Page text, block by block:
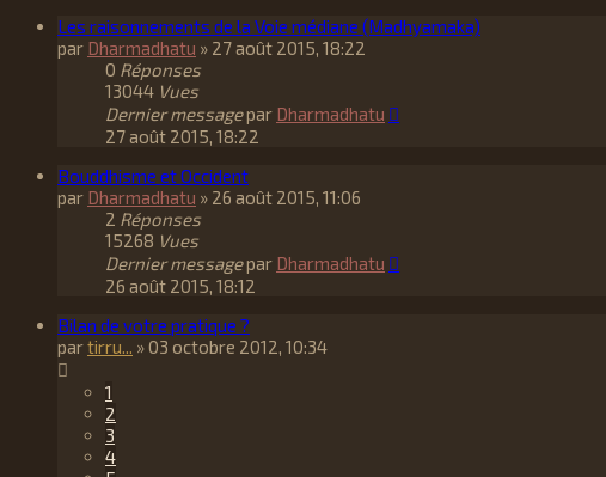
Les raisonnements de la Voie médiane (Madhyamaka)
par Dharmadhatu » 27 août 2015, 18:22
0 Réponses
13044 Vues
Dernier messagepar Dharmadhatu
27 août 2015, 18:22
Bouddhisme et Occident
par Dharmadhatu » 26 août 2015, 11:06
2 Réponses
15268 Vues
Dernier messagepar Dharmadhatu
26 août 2015, 18:12
Bilan de votre pratique ?
partirru... »03 octobre 2012, 10:34
1
2
3
4